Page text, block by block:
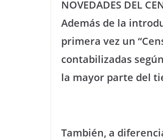
NOVEDADES DEL
Además de la
primera vez un
contabilizadas
la mayor parte del
También, a